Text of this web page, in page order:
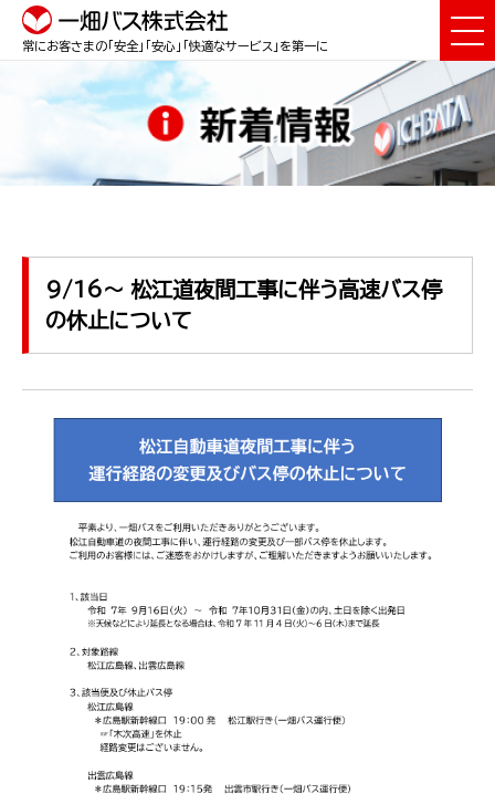
常にお客さまの「安全」「安心」「快適なサービス」を第一に
9/16～ 松江道夜間工事に伴う高速バス停
の休止について